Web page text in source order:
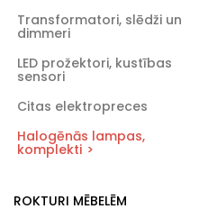
Transformatori, slēdži un
dimmeri
LED prožektori, kustības
sensori
Citas elektropreces
Halogēnās lampas,
komplekti
ROKTURI MĒBELĒM